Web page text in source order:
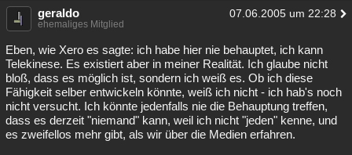
Astronomie Gaming Filme
Musik Clash Verbesserungen Allmystery English
Übersichten
Besucht Teilgenommen Alle Neue Geschlossen
Lesenswert Schlüsselwörter
geraldo 07.06.2005 um 22:28
ehemaliges Mitglied
Eben, wie Xero es sagte: ich habe hier nie behauptet, ich kann
Telekinese. Es existiert aber in meiner Realität. Ich glaube nicht
bloß, dass es möglich ist, sondern ich weiß es. Ob ich diese
Fähigkeit selber entwickeln könnte, weiß ich nicht - ich hab's noch
nicht versucht. Ich könnte jedenfalls nie die Behauptung treffen,
dass es derzeit "niemand" kann, weil ich nicht "jeden" kenne, und
es zweifellos mehr gibt, als wir über die Medien erfahren.